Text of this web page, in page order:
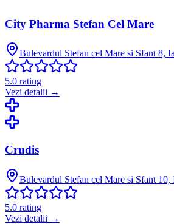
City Pharma Stefan Cel Mare
Bulevardul Stefan cel Mare si Sfant 8,
5.0 rating
Vezi detalii →
Crudis
Bulevardul Stefan cel Mare si Sfant 10,
5.0 rating
Vezi detalii →